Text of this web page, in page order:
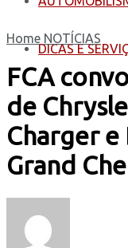
DICAS E
Home NOTÍCIAS
FCA
de
Charger
Grand